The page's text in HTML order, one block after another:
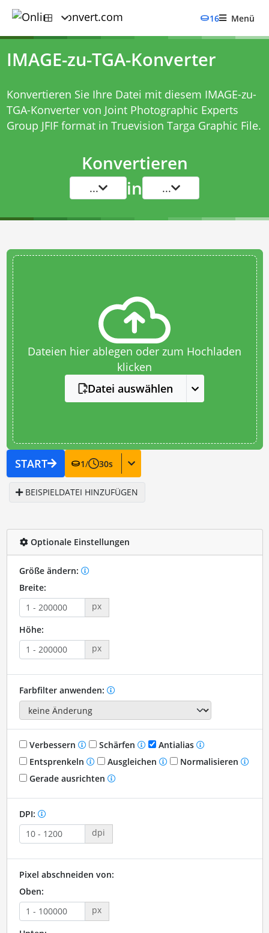
16 Menü
IMAGE-zu-TGA-Konverter
Konvertieren Sie Ihre Datei mit diesem IMAGE-zu-
TGA-Konvertervon Joint Photographic Experts
Group JFIF format in Truevision Targa Graphic File.
Konvertieren
... in ...
Dateien hier ablegen oder zum Hochladen
klicken
Datei auswählen
START 1/ 30s
BEISPIELDATEI HINZUFÜGEN
Optionale Einstellungen
Größe ändern:
Breite:
px
Höhe:
px
Farbfilter anwenden:
Verbessern Schärfen
Antialias
Entsprenkeln
Ausgleichen
Normalisieren
Gerade ausrichten
DPI:
dpi
Pixel abschneiden von:
Oben:
px